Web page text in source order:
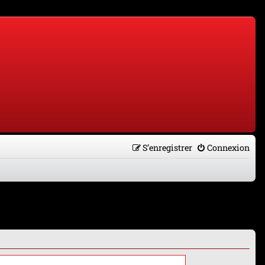
Connexion
S’enregistrer